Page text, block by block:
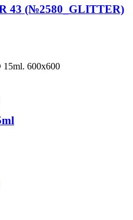
43 (№2580_GLITTER)